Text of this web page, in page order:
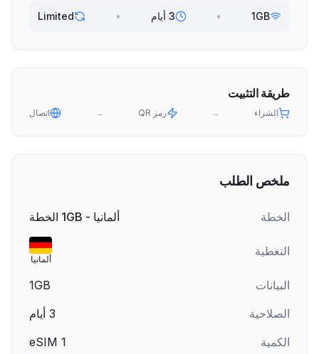
1GB
• 3 أيام •
Limited
طريقة التثبيت
الشراء → رمز QR → اتصال
ملخص الطلب
الخطة ألمانيا - 1GB الخطة
التغطية
ألمانيا
البيانات
1GB
الصلاحية
3 أيام
الكمية
1